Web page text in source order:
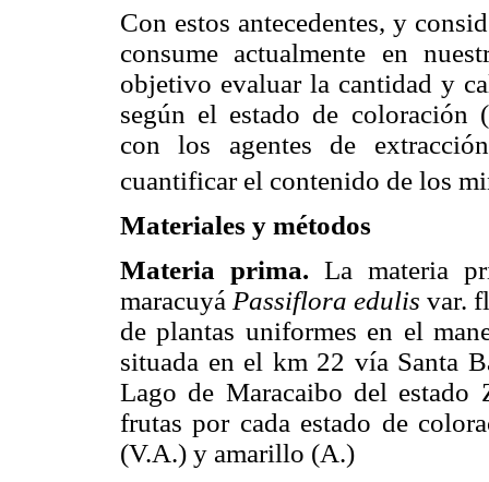
Con estos antecedentes, y
consume actualmente en
objetivo evaluar la cantidad y
según el estado de coloración
con los agentes de
cuantificar el contenido de los
Materiales y métodos
Materia prima. La materia
maracuyá Passiflora edulis var.
de plantas uniformes en el
situada en el km 22 vía Santa
Lago de Maracaibo del estado
frutas por cada estado de
(V.A.) y amarillo (A.)